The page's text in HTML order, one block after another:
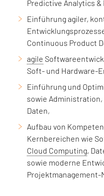
Predictive Analytics &
Einführung agiler,
Continuous Product
agile
Soft- und Hardware-
Einführung und
sowie
Daten,
Aufbau von
Kernbereichen wie
Cloud Computing,
sowie moderne
Projektmanagement-